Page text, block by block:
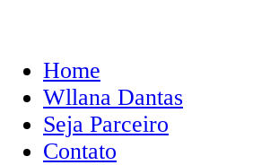
Home
Wllana Dantas
Seja Parceiro
Contato